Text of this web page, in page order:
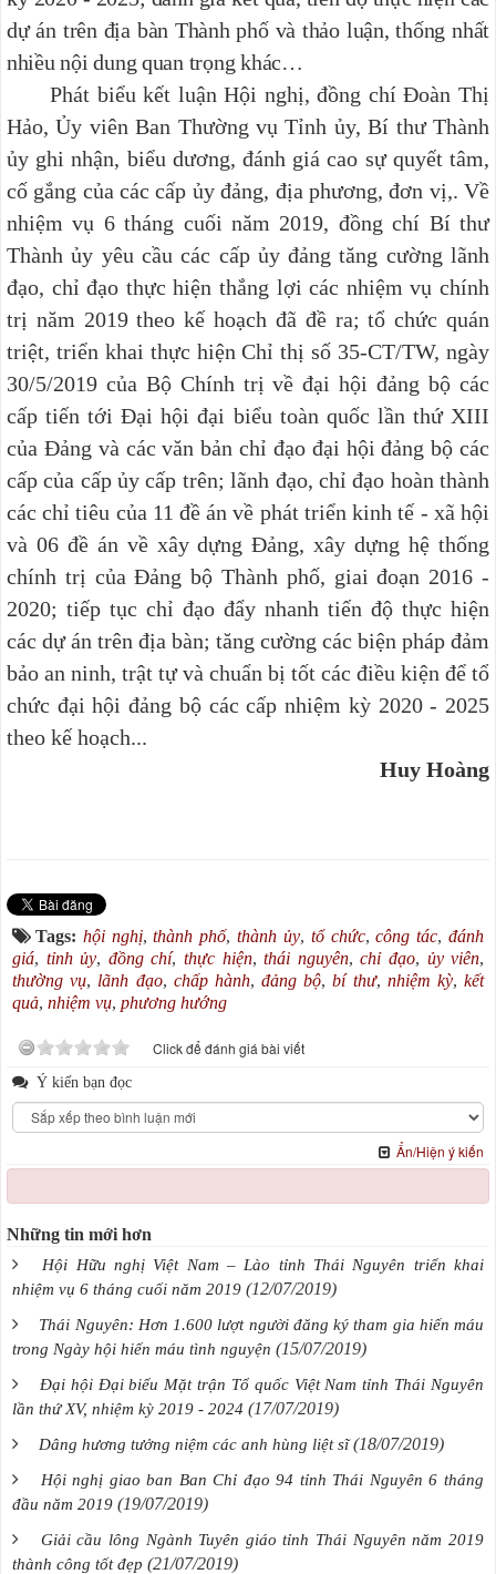
dự án trên địa bàn Thành phố và thảo luận, thống nhất
nhiều nội dung quan trọng khác…
Phát biểu kết luận Hội nghị, đồng chí Đoàn Thị
Hảo, Ủy viên Ban Thường vụ Tỉnh ủy, Bí thư Thành
ủy ghi nhận, biểu dương, đánh giá cao sự quyết tâm,
cố gắng của các cấp ủy đảng, địa phương, đơn vị,. Về
nhiệm vụ 6 tháng cuối năm 2019, đồng chí Bí thư
Thành ủy yêu cầu các cấp ủy đảng tăng cường lãnh
đạo, chỉ đạo thực hiện thắng lợi các nhiệm vụ chính
trị năm 2019 theo kế hoạch đã đề ra; tổ chức quán
triệt, triển khai thực hiện Chỉ thị số 35-CT/TW, ngày
30/5/2019 của Bộ Chính trị về đại hội đảng bộ các
cấp tiến tới Đại hội đại biểu toàn quốc lần thứ XIII
của Đảng và các văn bản chỉ đạo đại hội đảng bộ các
cấp của cấp ủy cấp trên; lãnh đạo, chỉ đạo hoàn thành
các chỉ tiêu của 11 đề án về phát triển kinh tế - xã hội
và 06 đề án về xây dựng Đảng, xây dựng hệ thống
chính trị của Đảng bộ Thành phố, giai đoạn 2016 -
2020; tiếp tục chỉ đạo đẩy nhanh tiến độ thực hiện
các dự án trên địa bàn; tăng cường các biện pháp đảm
bảo an ninh, trật tự và chuẩn bị tốt các điều kiện để tổ
chức đại hội đảng bộ các cấp nhiệm kỳ 2020 - 2025
theo kế hoạch...
Huy Hoàng
Tags: hội nghị,thành phố,thành ủy, tổ chức,công tác,đánh
giá, tỉnh ủy, đồng chí, thực hiện,thái nguyên,chỉ đạo, ủy viên,
thường vụ, lãnh đạo, chấp hành,đảng bộ,bí thư, nhiệm kỳ,kết
quả, nhiệm vụ, phương hướng
Click để đánh giá bài viết
Ý kiến bạn đọc
Ẩn/Hiện ý kiến
Những tin mới hơn
Hội Hữu nghị Việt Nam – Lào tỉnh Thái Nguyên triển khai
nhiệm vụ 6 tháng cuối năm 2019 (12/07/2019)
Thái Nguyên: Hơn 1.600 lượt người đăng ký tham gia hiến máu
trong Ngày hội hiến máu tình nguyện (15/07/2019)
Đại hội Đại biểu Mặt trận Tổ quốc Việt Nam tỉnh Thái Nguyên
lần thứ XV, nhiệm kỳ 2019 - 2024 (17/07/2019)
Dâng hương tưởng niệm các anh hùng liệt sĩ (18/07/2019)
Hội nghị giao ban Ban Chỉ đạo 94 tỉnh Thái Nguyên 6 tháng
đầu năm 2019 (19/07/2019)
Giải cầu lông Ngành Tuyên giáo tỉnh Thái Nguyên năm 2019
thành công tốt đẹp (21/07/2019)